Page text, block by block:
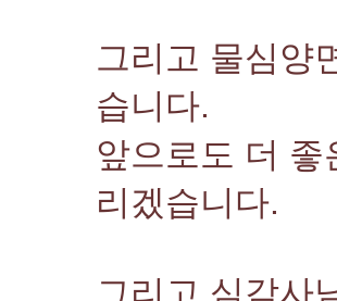
그리고 물심양
습니다.
앞으로도 더
리겠습니다.
그리고 심감사